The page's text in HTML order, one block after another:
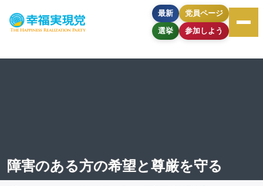
最新
選挙
党員ページ
参加しよう
障害のある方の希望と尊厳を守る